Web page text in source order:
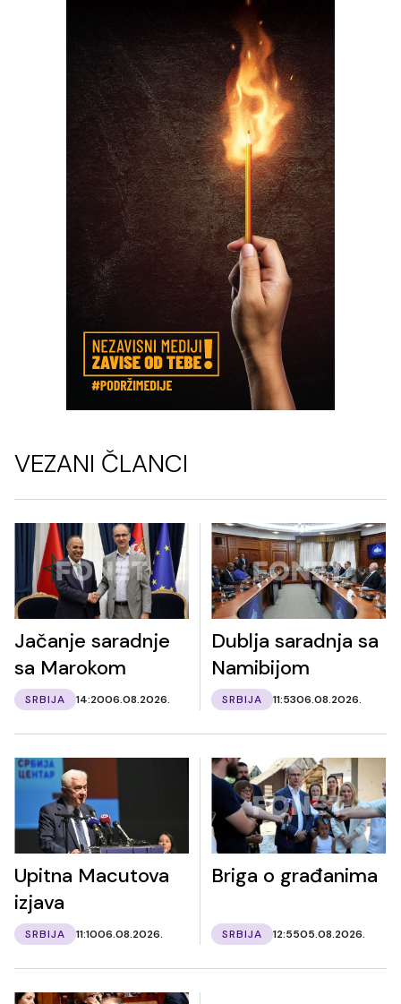
VEZANI ČLANCI
Jačanje saradnje
sa Marokom
SRBIJA 14:2006.08.2026.
Dublja saradnja sa
Namibijom
SRBIJA 11:5306.08.2026.
Upitna Macutova
izjava
SRBIJA 11:1006.08.2026.
Briga o građanima
SRBIJA 12:5505.08.2026.